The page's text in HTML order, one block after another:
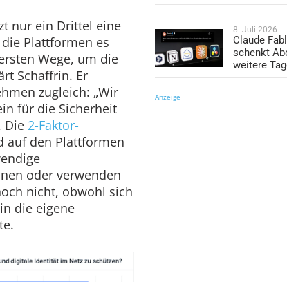
nur ein Drittel eine
Plattformen es
Wege, um die
Schaffrin. Er
zugleich: „Wir
für die Sicherheit
Die 2-Faktor-
auf den Plattformen
oder verwenden
nicht, obwohl sich
die eigene
8. Juli 2026
Claude
schenkt
weitere
Anzeige